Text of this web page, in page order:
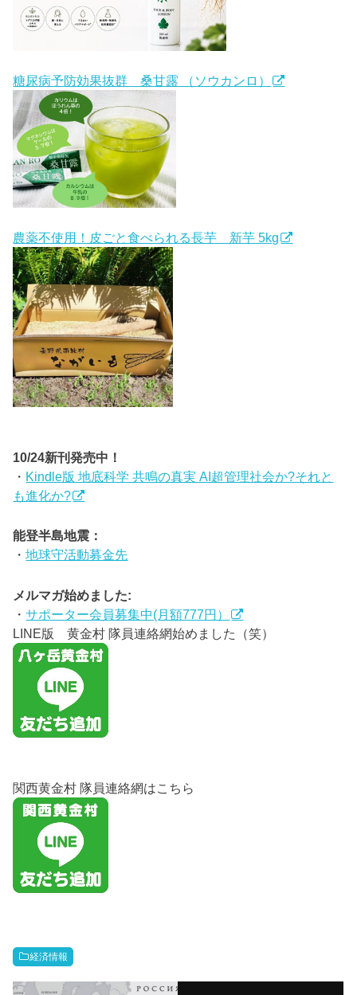
糖尿病予防効果抜群 桑甘露 （ソウカンロ）
農薬不使用！皮ごと食べられる長芋 新芋 5kg
10/24新刊発売中！
・ Kindle版 地底科学 共鳴の真実 AI超管理社会か?それと
も進化か?
能登半島地震：
・地球守活動募金先
メルマガ始めました:
・サポーター会員募集中(月額777円）
LINE版 黄金村 隊員連絡網始めました（笑）
関西黄金村 隊員連絡網はこちら
経済情報